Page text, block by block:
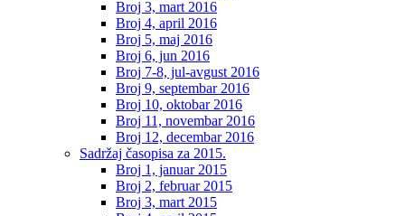
Broj 3, mart 2016
Broj 4, april 2016
Broj 5, maj 2016
Broj 6, jun 2016
Broj 7-8, jul-avgust 2016
Broj 9, septembar 2016
Broj 10, oktobar 2016
Broj 11, novembar 2016
Broj 12, decembar 2016
Sadržaj časopisa za 2015.
Broj 1, januar 2015
Broj 2, februar 2015
Broj 3, mart 2015